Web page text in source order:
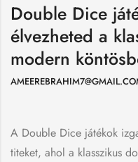
Double Dice
élvezheted a
modern
A Double Dice játékok
titeket, ahol a klasszikus